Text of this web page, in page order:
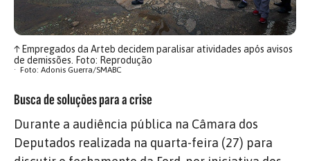
↑Empregados da Arteb decidem paralisar atividades após avisos
de demissões. Foto: Reprodução
Foto: Adonis Guerra/SMABC
Busca de soluções para a crise
Durante a audiência pública na Câmara dos
Deputados realizada na quarta-feira (27) para